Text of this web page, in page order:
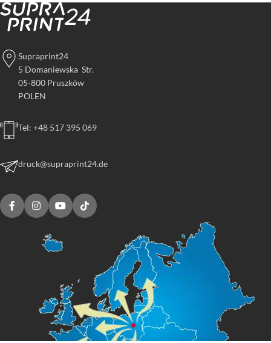
Supraprint24
5 Domaniewska Str.
05-800 Pruszków
POLEN
Tel: +48 517 395 069
druck@supraprint24.de